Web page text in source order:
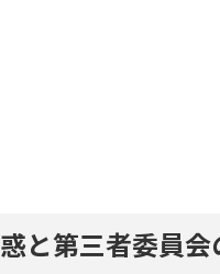
と第三者委員会